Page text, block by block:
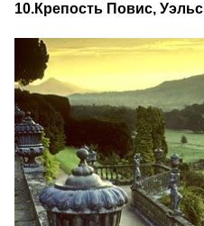
10.Крепость Повис, Уэльс